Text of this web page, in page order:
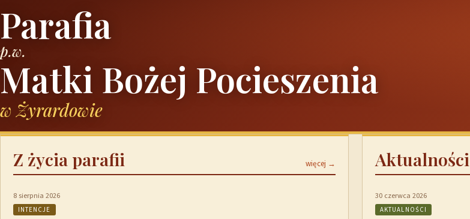
Parafia
p.w.
Matki Bożej Pocieszenia
w Żyrardowie
Z życia parafii więcej →
8 sierpnia 2026
INTENCJE
Aktualności
30 czerwca 2026
AKTUALNOŚCI